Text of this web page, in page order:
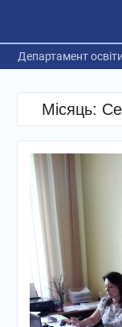
Департамент
Місяць: